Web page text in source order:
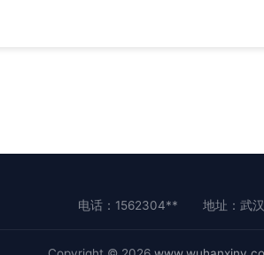
电话：1562304** 地址：武